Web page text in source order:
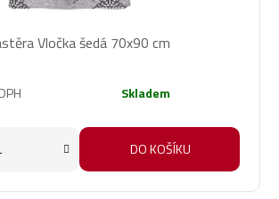
Vločka šedá 70x90 cm
Skladem
DO KOŠÍKU